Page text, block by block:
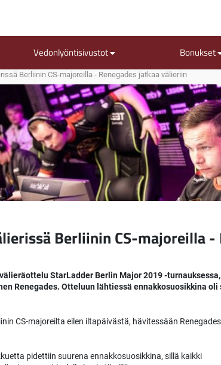
Vedonlyöntisivustot Bonukset
Berliinin CS-majoreilla - Renegades jatkaa välieriin
Berliinin CS-majoreilla -
StarLadder Berlin Major 2019 -
Renegades. Otteluun lähtiessä ennakkosuosikkina
CS-majoreilta eilen iltapäivästä, hävitessään
pidettiin suurena ennakkosuosikkina, sillä kaikki